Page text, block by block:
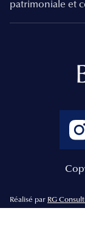
patrimoniale et
Réalisé par RG